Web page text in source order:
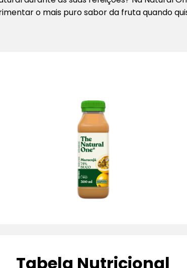
o mais puro sabor da fruta quando
Tabela Nutricional